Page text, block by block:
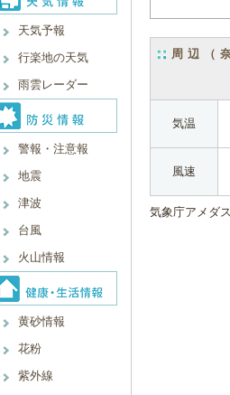
天気予報
行楽地の天気
雨雲レーダー
警報・注意報
地震
津波
台風
火山情報
黄砂情報
花粉
紫外線
周辺（
気温
風速
気象庁アメダ